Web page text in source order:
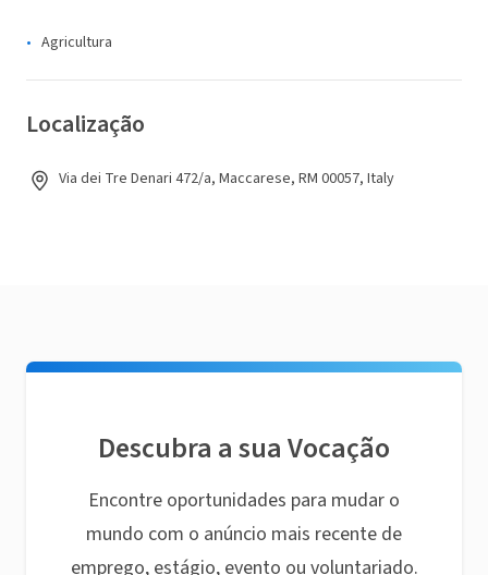
Agricultura
Localização
Via dei Tre Denari 472/a, Maccarese, RM 00057, Italy
Descubra a sua Vocação
Encontre oportunidades para mudar o
mundo com o anúncio mais recente de
emprego, estágio, evento ou voluntariado.